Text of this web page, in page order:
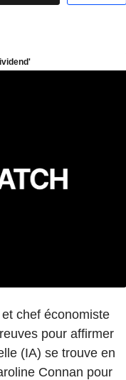
chef économiste
pour affirmer
(IA) se trouve en
Connan pour